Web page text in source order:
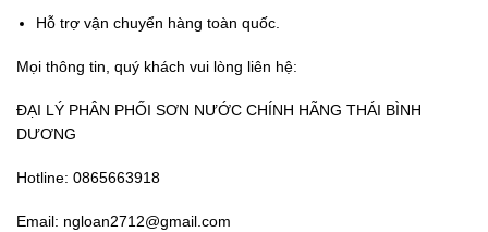
Hỗ trợ vận chuyển hàng toàn quốc.
Mọi thông tin, quý khách vui lòng liên hệ:
ĐẠI LÝ PHÂN PHỐI SƠN NƯỚC CHÍNH HÃNG THÁI BÌNH
DƯƠNG
Hotline: 0865663918
Email: ngloan2712@gmail.com